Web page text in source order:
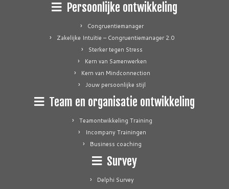
Persoonlijke ontwikkeling
Congruentiemanager
Zakelijke Intuïtie – Congruentiemanager 2.0
Sterker tegen Stress
Kern van Samenwerken
Kern van Mindconnection
Jouw persoonlijke stijl
Team en organisatie ontwikkeling
Teamontwikkeling Training
Incompany Trainingen
Business coaching
Survey
Delphi Survey